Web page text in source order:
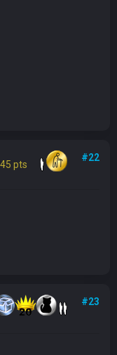
pts
#22
#23